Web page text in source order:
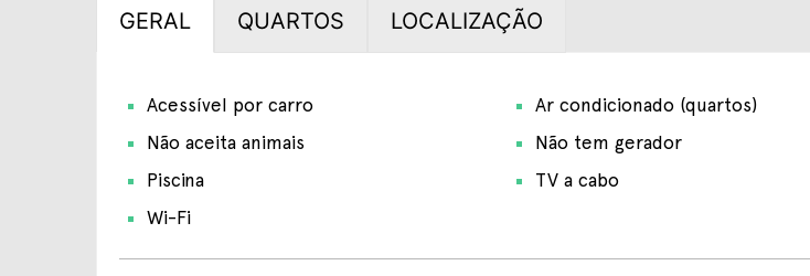
GERAL QUARTOS LOCALIZAÇÃO
Acessível por carro
Ar condicionado (quartos)
Não aceita animais
Não tem gerador
Piscina
TV a cabo
Wi-Fi